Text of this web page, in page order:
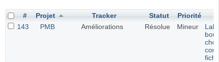
# Projet Tracker Statut
Priorité
143
PMB Améliorations Résolue Mineur